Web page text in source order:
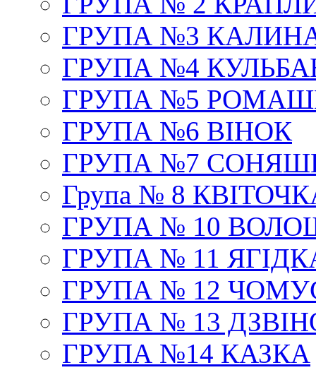
ГРУПА №3
ГРУПА №4
ГРУПА №5
ГРУПА №6 ВІНОК
ГРУПА №7
Група № 8
ГРУПА № 10
ГРУПА № 11
ГРУПА № 12
ГРУПА № 13
ГРУПА №14 КАЗКА